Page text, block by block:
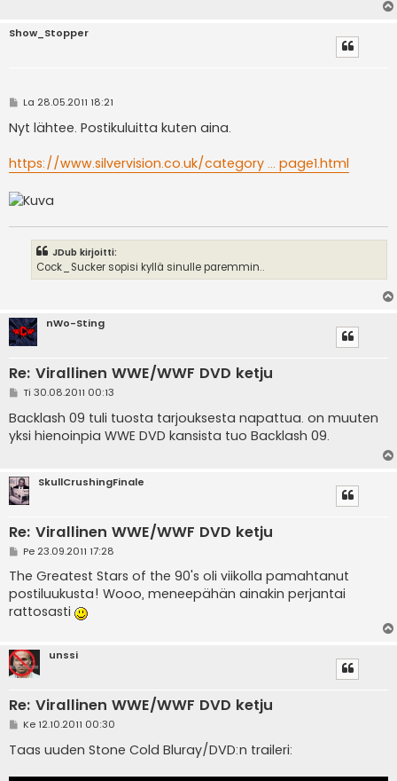
Show_Stopper
V
e
s
i
La 28.05.2011 18:21
Nyt lähtee. Postikuluitta kuten aina.
https://www.silvervision.co.uk/category ... page1.html
JDub kirjoitti:
Cock_Sucker sopisi kyllä sinulle paremmin..
nWo-Sting
Re: Virallinen WWE/WWF DVD ketju
V
e
s
t
Ti 30.08.2011 00:13
Backlash 09 tuli tuosta tarjouksesta napattua. on muuten
yksi hienoinpia WWE DVD kansista tuo Backlash 09.
SkullCrushingFinale
Re: Virallinen WWE/WWF DVD ketju
V
e
s
t
i
Pe 23.09.2011 17:28
The Greatest Stars of the 90's oli viikolla pamahtanut
postiluukusta! Wooo, meneepähän ainakin perjantai
rattosasti
unssi
Re: Virallinen WWE/WWF DVD ketju
V
e
s
Ke 12.10.2011 00:30
Taas uuden Stone Cold Bluray/DVD:n traileri: